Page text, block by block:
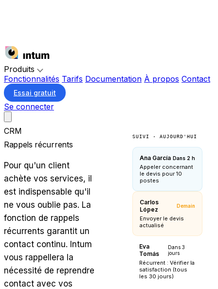
Produits
Fonctionnalités Tarifs Documentation À propos Contact
Essai gratuit
Se connecter
CRM
Rappels récurrents
Pour qu'un client
achète vos services, il
est indispensable qu'il
ne vous oublie pas. La
fonction de rappels
récurrents garantit un
contact continu. Intum
vous rappellera la
nécessité de reprendre
contact avec vos
SUIVI · AUJOURD'HUI
Ana García Dans 2 h
Appeler concernant
le devis pour 10
postes
Carlos
López
Demain
Envoyer le devis
actualisé
Eva
Tomás
Dans 3
jours
Récurrent : Vérifier la
satisfaction (tous
les 30 jours)